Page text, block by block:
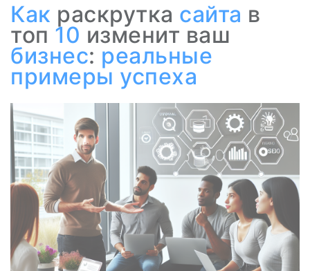
Как раскрутка сайта в
топ 10 изменит ваш
бизнес: реальные
примеры успеха